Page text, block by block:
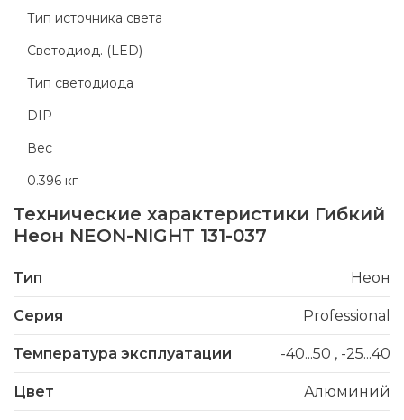
Тип источника света
Светодиод. (LED)
Тип светодиода
DIP
Вес
0.396 кг
Технические характеристики Гибкий
Неон NEON-NIGHT 131-037
Тип Неон
Серия Professional
Температура эксплуатации -40...50 , -25...40
Цвет Алюминий